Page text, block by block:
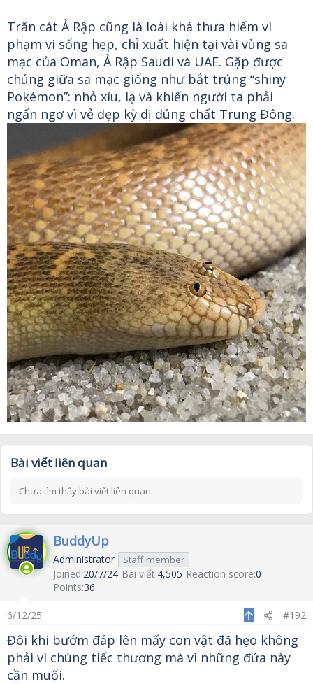
Trăn cát Ả Rập cũng là loài khá thưa hiếm vì
phạm vi sống hẹp, chỉ xuất hiện tại vài vùng sa
mạc của Oman, Ả Rập Saudi và UAE. Gặp được
chúng giữa sa mạc giống như bắt trúng “shiny
Pokémon”: nhỏ xíu, lạ và khiến người ta phải
ngẩn ngơ vì vẻ đẹp kỳ dị đúng chất Trung Đông.
Bài viết liên quan
Chưa tìm thấy bài viết liên quan.
BuddyUp
Administrator Staff member
Joined 20/7/24 Bài viết 4,505 Reaction score 0
Points 36
6/12/25 #192
Đôi khi bướm đáp lên mấy con vật đã hẹo không
phải vì chúng tiếc thương mà vì những đứa này
cần muối.